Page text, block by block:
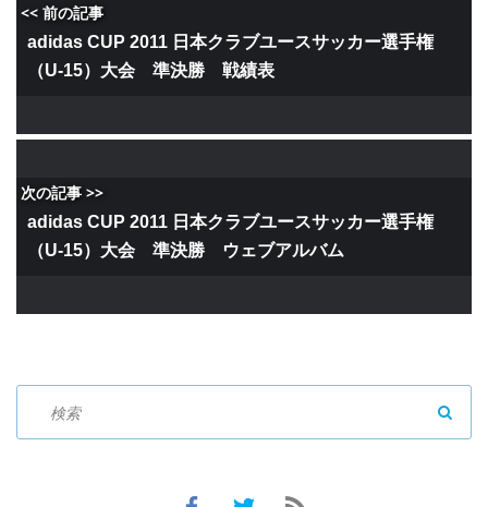
<< 前の記事
adidas CUP 2011 日本クラブユースサッカー選手権
（U-15）大会 準決勝 戦績表
次の記事 >>
adidas CUP 2011 日本クラブユースサッカー選手権
（U-15）大会 準決勝 ウェブアルバム